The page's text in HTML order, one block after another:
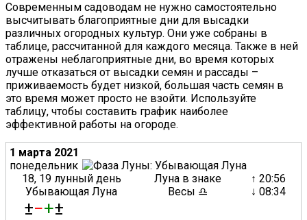
Современным садоводам не нужно самостоятельно
высчитывать благоприятные дни для высадки
различных огородных культур. Они уже собраны в
таблице, рассчитанной для каждого месяца. Также в ней
отражены неблагоприятные дни, во время которых
лучше отказаться от высадки семян и рассады –
приживаемость будет низкой, большая часть семян в
это время может просто не взойти. Используйте
таблицу, чтобы составить график наиболее
эффективной работы на огороде.
1 марта 2021
понедельник
18, 19 лунный день
Убывающая Луна
Луна в знаке
Весы ♎
↑ 20:56
↓ 08:34
±−+±